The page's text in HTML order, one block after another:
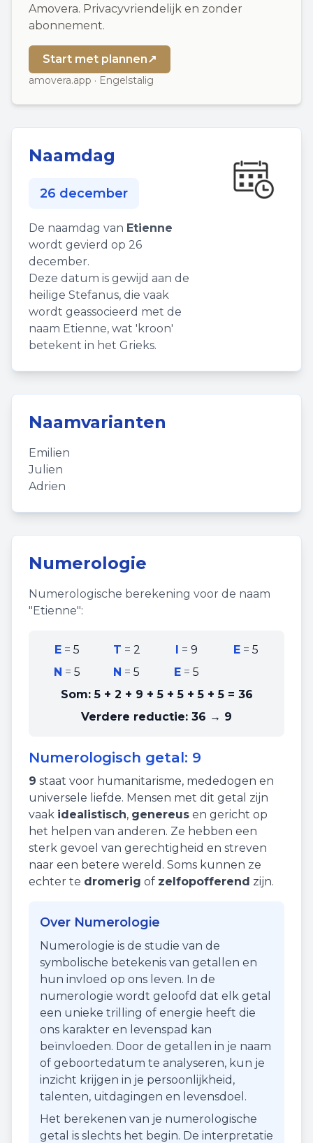
Amovera. Privacyvriendelijk en zonder
abonnement.
Start met plannen↗
amovera.app · Engelstalig
Naamdag
26 december
De naamdag van Etienne
wordt gevierd op 26
december.
Deze datum is gewijd aan de
heilige Stefanus, die vaak
wordt geassocieerd met de
naam Etienne, wat 'kroon'
betekent in het Grieks.
Naamvarianten
Emilien
Julien
Adrien
Numerologie
Numerologische berekening voor de naam
"Etienne":
E= 5 T = 2 I = 9 E =5
N = 5 N =5 E= 5
Som:5 + 2 + 9 + 5 + 5 + 5 + 5= 36
Verdere reductie: 36 → 9
Numerologisch getal: 9
9 staat voor humanitarisme, mededogen en
universele liefde. Mensen met dit getal zijn
vaak idealistisch, genereus en gericht op
het helpen van anderen. Ze hebben een
sterk gevoel van gerechtigheid en streven
naar een betere wereld. Soms kunnen ze
echter te dromerig of zelfopofferend zijn.
Over Numerologie
Numerologie is de studie van de
symbolische betekenis van getallen en
hun invloed op ons leven. In de
numerologie wordt geloofd dat elk getal
een unieke trilling of energie heeft die
ons karakter en levenspad kan
beïnvloeden. Door de getallen in je naam
of geboortedatum te analyseren, kun je
inzicht krijgen in je persoonlijkheid,
talenten, uitdagingen en levensdoel.
Het berekenen van je numerologische
getal is slechts het begin. De interpretatie